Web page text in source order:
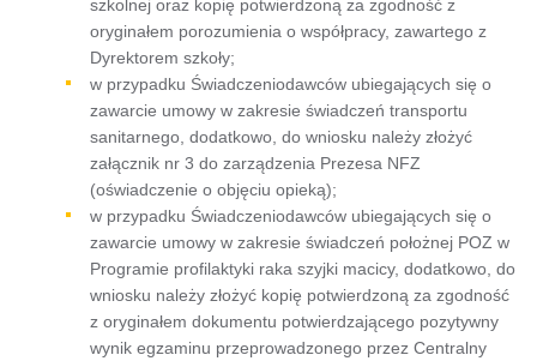
szkolnej oraz kopię potwierdzoną za zgodność z
oryginałem porozumienia o współpracy, zawartego z
Dyrektorem szkoły;
w przypadku Świadczeniodawców ubiegających się o
zawarcie umowy w zakresie świadczeń transportu
sanitarnego, dodatkowo, do wniosku należy złożyć
załącznik nr 3 do zarządzenia Prezesa NFZ
(oświadczenie o objęciu opieką);
w przypadku Świadczeniodawców ubiegających się o
zawarcie umowy w zakresie świadczeń położnej POZ w
Programie profilaktyki raka szyjki macicy, dodatkowo, do
wniosku należy złożyć kopię potwierdzoną za zgodność
z oryginałem dokumentu potwierdzającego pozytywny
wynik egzaminu przeprowadzonego przez Centralny